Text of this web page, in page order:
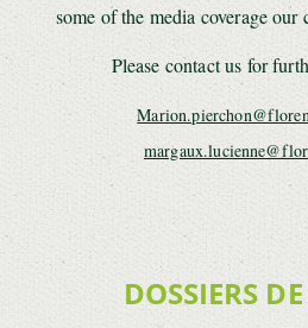
some of the media coverage our
Please contact us for
DOSSIERS DE